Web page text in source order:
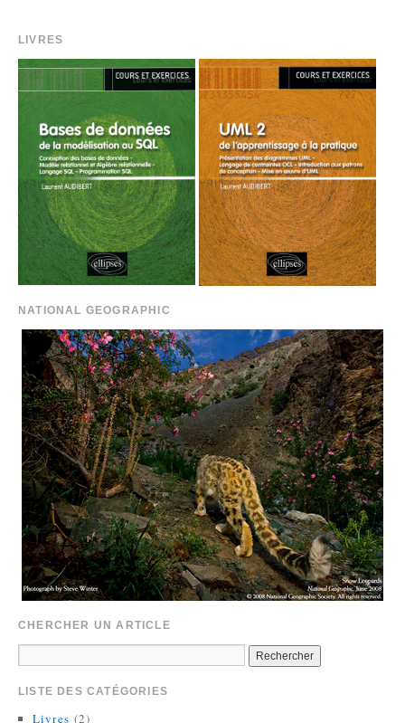
LIVRES
NATIONAL GEOGRAPHIC
CHERCHER UN ARTICLE
LISTE DES CATÉGORIES
Livres (2)